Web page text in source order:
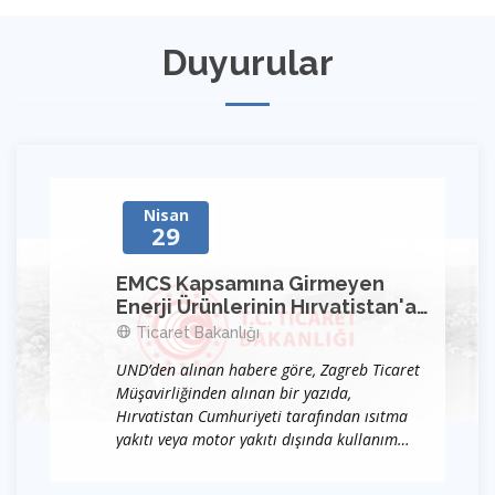
Duyurular
Nisan
29
EMCS Kapsamına Girmeyen
Enerji Ürünlerinin Hırvatistan'a
Girişinde Bildirimde
Bulunulması Zorunluluğu
Ticaret Bakanlığı
UND’den alınan habere göre, Zagreb Ticaret
Müşavirliğinden alınan bir yazıda,
Hırvatistan Cumhuriyeti tarafından ısıtma
yakıtı veya motor yakıtı dışında kullanım